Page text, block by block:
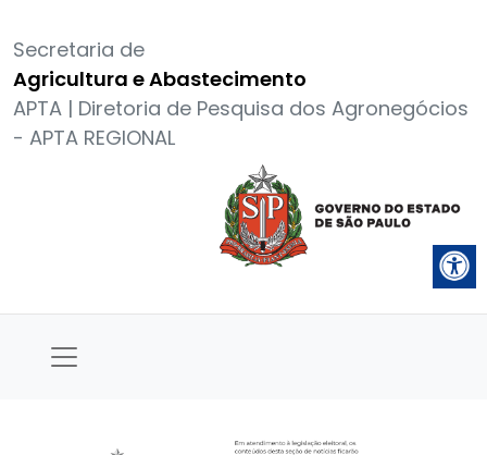
Secretaria de
Agricultura e Abastecimento
APTA | Diretoria de Pesquisa dos Agronegócios
- APTA REGIONAL